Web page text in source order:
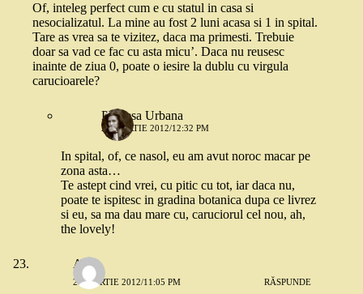
Of, inteleg perfect cum e cu statul in casa si
nesocializatul. La mine au fost 2 luni acasa si 1 in spital.
Tare as vrea sa te vizitez, daca ma primesti. Trebuie
doar sa vad ce fac cu asta micu’. Daca nu reusesc
inainte de ziua 0, poate o iesire la dublu cu virgula
carucioarele?
Printesa Urbana
24 MARTIE 2012/12:32 PM
In spital, of, ce nasol, eu am avut noroc macar pe
zona asta…
Te astept cind vrei, cu pitic cu tot, iar daca nu,
poate te ispitesc in gradina botanica dupa ce livrez
si eu, sa ma dau mare cu, caruciorul cel nou, ah,
the lovely!
Alina
23 MARTIE 2012/11:05 PM RĂSPUNDE